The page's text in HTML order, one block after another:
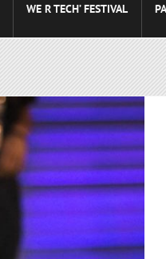
WE R TECH’ FESTIVAL